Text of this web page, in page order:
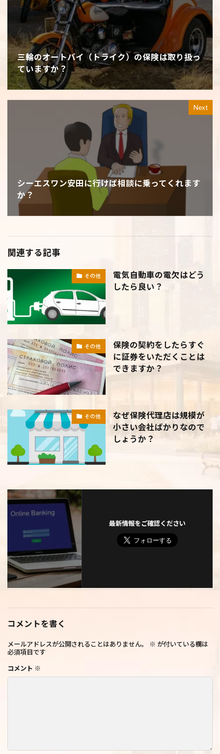
三輪のオートバイ（トライク）の保険は取り扱っ
ていますか？
Next
シーエスワン安田に行けば相談に乗ってくれます
か？
関連する記事
その他
電気自動車の電欠はどう
したら良い？
その他
保険の契約をしたらすぐ
に証券をいただくことは
できますか？
その他
なぜ保険代理店は規模が
小さい会社ばかりなので
しょうか？
最新情報をご確認ください
コメントを書く
メールアドレスが公開されることはありません。 ※ が付いている欄は
必須項目です
コメント ※